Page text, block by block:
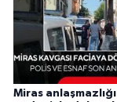
Miras anlaşmazlığı